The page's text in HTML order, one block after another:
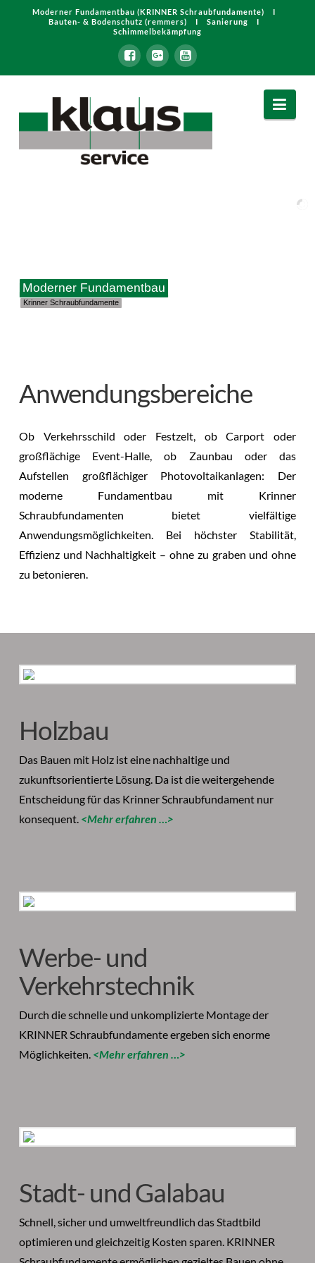
Moderner Fundamentbau (KRINNER Schraubfundamente) I
Bauten- & Bodenschutz (remmers) I Sanierung I
Schimmelbekämpfung
Klaus
Service
GmbH
KG
Krinner Schraubfundamente
Moderner Fundamentbau
Anwendungsbereiche
Ob Verkehrsschild oder Festzelt, ob Carport oder
großflächige Event-Halle, ob Zaunbau oder das
Aufstellen großflächiger Photovoltaikanlagen: Der
moderne Fundamentbau mit Krinner
Schraubfundamenten bietet vielfältige
Anwendungsmöglichkeiten. Bei höchster Stabilität,
Effizienz und Nachhaltigkeit – ohne zu graben und ohne
zu betonieren.
Holzbau
Das Bauen mit Holz ist eine nachhaltige und
zukunftsorientierte Lösung. Da ist die weitergehende
Entscheidung für das Krinner Schraubfundament nur
konsequent. <Mehr erfahren …>
Werbe- und
Verkehrstechnik
Durch die schnelle und unkomplizierte Montage der
KRINNER Schraubfundamente ergeben sich enorme
Möglichkeiten. <Mehr erfahren …>
Stadt- und Galabau
Schnell, sicher und umweltfreundlich das Stadtbild
optimieren und gleichzeitig Kosten sparen. KRINNER